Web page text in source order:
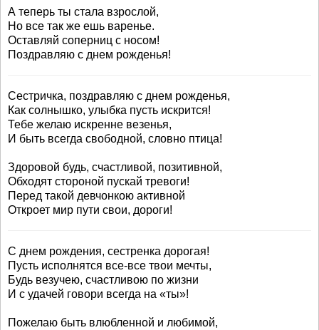
А теперь ты стала взрослой,
Но все так же ешь варенье.
Оставляй соперниц с носом!
Поздравляю с днем рожденья!
Сестричка, поздравляю с днем рожденья,
Как солнышко, улыбка пусть искрится!
Тебе желаю искренне везенья,
И быть всегда свободной, словно птица!
Здоровой будь, счастливой, позитивной,
Обходят стороной пускай тревоги!
Перед такой девчонкою активной
Откроет мир пути свои, дороги!
С днем рождения, сестренка дорогая!
Пусть исполнятся все-все твои мечты,
Будь везучею, счастливою по жизни
И с удачей говори всегда на «ты»!
Пожелаю быть влюбленной и любимой,